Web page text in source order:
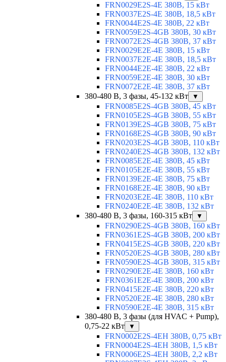
FRN0029E2S-4E 380В, 15 кВт
FRN0037E2S-4E 380В, 18,5 кВт
FRN0044E2S-4E 380В, 22 кВт
FRN0059E2S-4GB 380В, 30 кВт
FRN0072E2S-4GB 380В, 37 кВт
FRN0029E2E-4E 380В, 15 кВт
FRN0037E2E-4E 380В, 18,5 кВт
FRN0044E2E-4E 380В, 22 кВт
FRN0059E2E-4E 380В, 30 кВт
FRN0072E2E-4E 380В, 37 кВт
380-480 В, 3 фазы, 45-132 кВт
▼
FRN0085E2S-4GB 380В, 45 кВт
FRN0105E2S-4GB 380В, 55 кВт
FRN0139E2S-4GB 380В, 75 кВт
FRN0168E2S-4GB 380В, 90 кВт
FRN0203E2S-4GB 380В, 110 кВт
FRN0240E2S-4GB 380В, 132 кВт
FRN0085E2E-4E 380В, 45 кВт
FRN0105E2E-4E 380В, 55 кВт
FRN0139E2E-4E 380В, 75 кВт
FRN0168E2E-4E 380В, 90 кВт
FRN0203E2E-4E 380В, 110 кВт
FRN0240E2E-4E 380В, 132 кВт
380-480 В, 3 фазы, 160-315 кВт
▼
FRN0290E2S-4GB 380В, 160 кВт
FRN0361E2S-4GB 380В, 200 кВт
FRN0415E2S-4GB 380В, 220 кВт
FRN0520E2S-4GB 380В, 280 кВт
FRN0590E2S-4GB 380В, 315 кВт
FRN0290E2E-4E 380В, 160 кВт
FRN0361E2E-4E 380В, 200 кВт
FRN0415E2E-4E 380В, 220 кВт
FRN0520E2E-4E 380В, 280 кВт
FRN0590E2E-4E 380В, 315 кВт
380-480 В, 3 фазы (для HVAC + Pump),
0,75-22 кВт
▼
FRN0002E2S-4EH 380В, 0,75 кВт
FRN0004E2S-4EH 380В, 1,5 кВт
FRN0006E2S-4EH 380В, 2,2 кВт